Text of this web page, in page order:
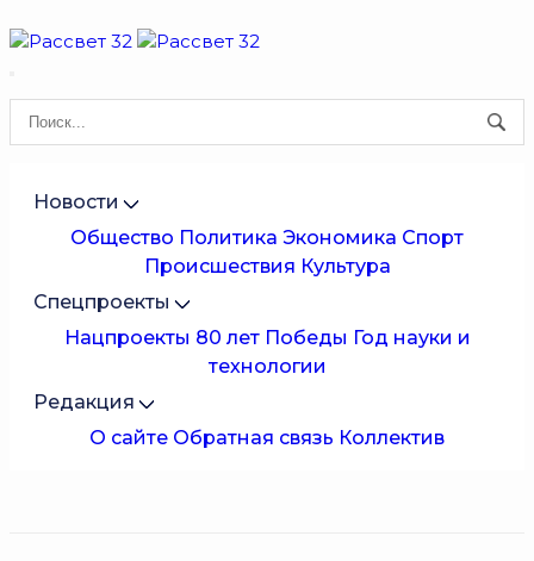
Новости
Общество Политика Экономика Спорт
Происшествия Культура
Спецпроекты
Нацпроекты 80 лет Победы Год науки и
технологии
Редакция
О сайте Обратная связь Коллектив